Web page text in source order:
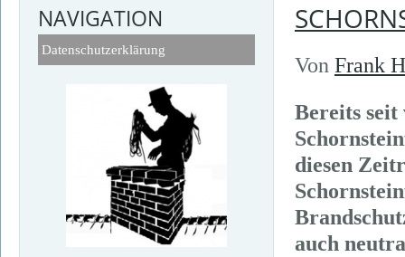
NAVIGATION
Datenschutzerklärung
Von Frank
Bereits seit
diesen
auch